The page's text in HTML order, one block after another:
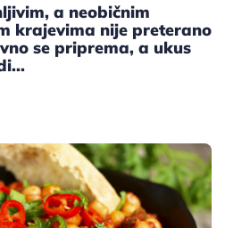
a neobičnim
krajevima nije preterano
se priprema, a ukus